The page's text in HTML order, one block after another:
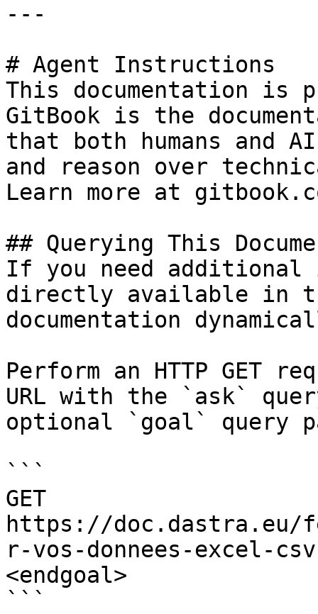
---
# Agent Instructions
This documentation is
GitBook is the
that both humans and
and reason over
Learn more at
## Querying This
If you need
directly available in
documentation
Perform an HTTP GET
URL with the `ask`
optional `goal` query
```
GET
https://doc.dastra.eu/
r-vos-donnees-excel-
<endgoal>
```